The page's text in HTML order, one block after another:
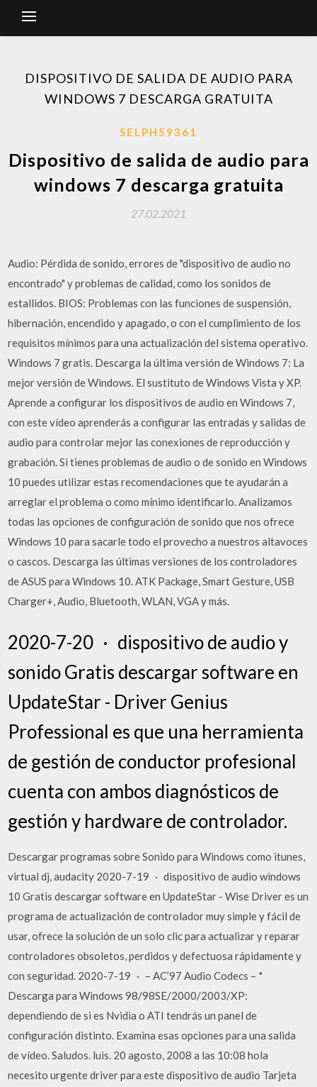
DISPOSITIVO DE SALIDA DE AUDIO PARA
WINDOWS 7 DESCARGA GRATUITA
SELPH59361
Dispositivo de salida de audio para
windows 7 descarga gratuita
27.02.2021
Audio: Pérdida de sonido, errores de "dispositivo de audio no
encontrado" y problemas de calidad, como los sonidos de
estallidos. BIOS: Problemas con las funciones de suspensión,
hibernación, encendido y apagado, o con el cumplimiento de los
requisitos mínimos para una actualización del sistema operativo.
Windows 7 gratis. Descarga la última versión de Windows 7: La
mejor versión de Windows. El sustituto de Windows Vista y XP.
Aprende a configurar los dispositivos de audio en Windows 7,
con este vídeo aprenderás a configurar las entradas y salidas de
audio para controlar mejor las conexiones de reproducción y
grabación. Si tienes problemas de audio o de sonido en Windows
10 puedes utilizar estas recomendaciones que te ayudarán a
arreglar el problema o como mínimo identificarlo. Analizamos
todas las opciones de configuración de sonido que nos ofrece
Windows 10 para sacarle todo el provecho a nuestros altavoces
o cascos. Descarga las últimas versiones de los controladores
de ASUS para Windows 10. ATK Package, Smart Gesture, USB
Charger+, Audio, Bluetooth, WLAN, VGA y más.
2020-7-20 · dispositivo de audio y
sonido Gratis descargar software en
UpdateStar - Driver Genius
Professional es que una herramienta
de gestión de conductor profesional
cuenta con ambos diagnósticos de
gestión y hardware de controlador.
Descargar programas sobre Sonido para Windows como itunes,
virtual dj, audacity 2020-7-19 · dispositivo de audio windows
10 Gratis descargar software en UpdateStar - Wise Driver es un
programa de actualización de controlador muy simple y fácil de
usar, ofrece la solución de un solo clic para actualizar y reparar
controladores obsoletos, perdidos y defectuosa rápidamente y
con seguridad. 2020-7-19 · – AC’97 Audio Codecs – *
Descarga para Windows 98/98SE/2000/2003/XP:
dependiendo de si es Nvidia o ATI tendrás un panel de
configuración distinto. Examina esas opciones para una salida
de vídeo. Saludos. luis. 20 agosto, 2008 a las 10:08 hola
necesito urgente driver para este dispositivo de audio Tarjeta